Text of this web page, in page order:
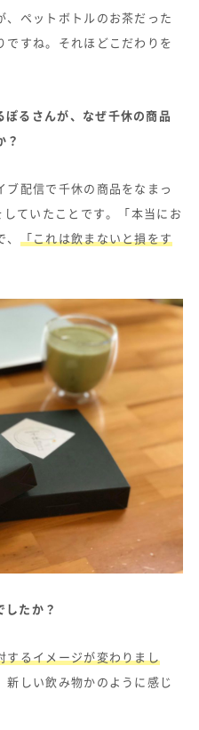
、ペットボトルのお茶だった
ですね。それほどこだわりを
るさんが、なぜ千休の商品
？
配信で千休の商品をなまっ
ていたことです。「本当にお
「これは飲まないと損をす
たか？
するイメージが変わりまし
しい飲み物かのように感じ